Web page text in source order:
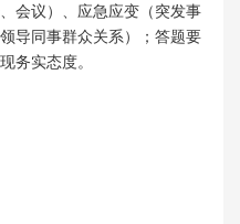
会议）、应急应变（突发事
导同事群众关系）；答题要
务实态度。